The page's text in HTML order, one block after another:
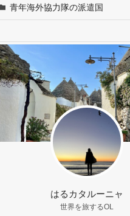
青年海外協力隊の派遣国
はるカタルーニャ
世界を旅するOL